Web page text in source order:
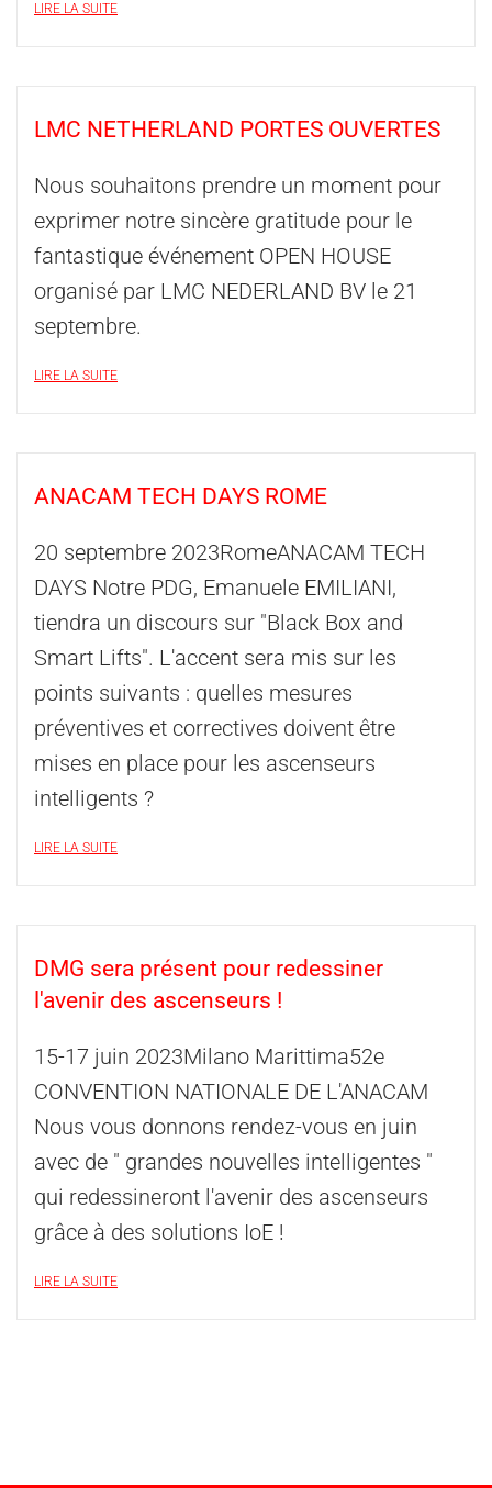
LIRE LA SUITE
LMC NETHERLAND PORTES OUVERTES
Nous souhaitons prendre un moment pour
exprimer notre sincère gratitude pour le
fantastique événement OPEN HOUSE
organisé par LMC NEDERLAND BV le 21
septembre.
LIRE LA SUITE
ANACAM TECH DAYS ROME
20 septembre 2023RomeANACAM TECH
DAYS Notre PDG, Emanuele EMILIANI,
tiendra un discours sur "Black Box and
Smart Lifts". L'accent sera mis sur les
points suivants : quelles mesures
préventives et correctives doivent être
mises en place pour les ascenseurs
intelligents ?
LIRE LA SUITE
DMG sera présent pour redessiner
l'avenir des ascenseurs !
15-17 juin 2023Milano Marittima52e
CONVENTION NATIONALE DE L'ANACAM
Nous vous donnons rendez-vous en juin
avec de " grandes nouvelles intelligentes "
qui redessineront l'avenir des ascenseurs
grâce à des solutions IoE !
LIRE LA SUITE